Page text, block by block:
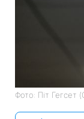
Фото: Піт Гегсет